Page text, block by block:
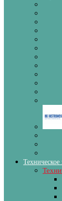
Техническое